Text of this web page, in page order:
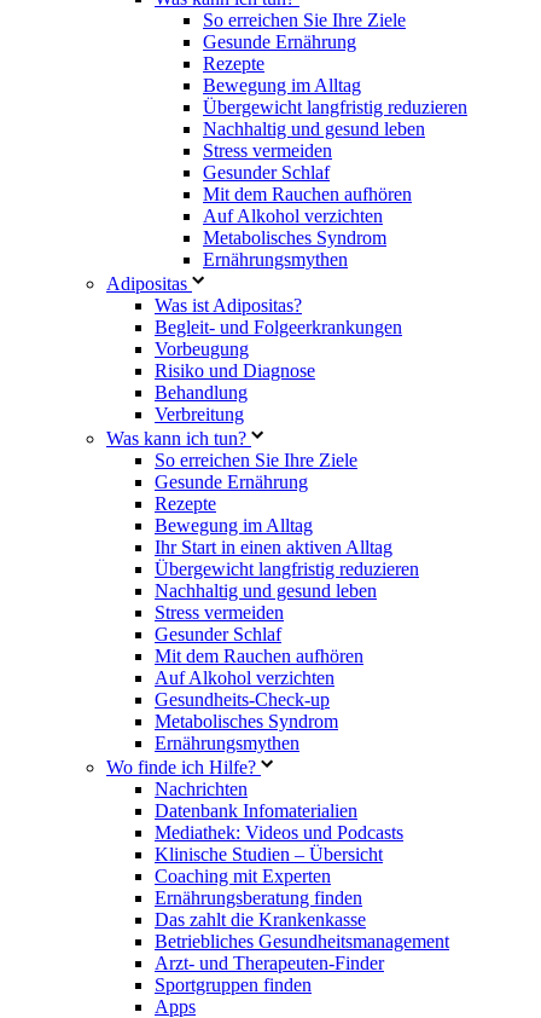
So erreichen Sie Ihre Ziele
Gesunde Ernährung
Rezepte
Bewegung im Alltag
Übergewicht langfristig reduzieren
Nachhaltig und gesund leben
Stress vermeiden
Gesunder Schlaf
Mit dem Rauchen aufhören
Auf Alkohol verzichten
Metabolisches Syndrom
Ernährungsmythen
Adipositas
Was ist Adipositas?
Begleit- und Folgeerkrankungen
Vorbeugung
Risiko und Diagnose
Behandlung
Verbreitung
Was kann ich tun?
So erreichen Sie Ihre Ziele
Gesunde Ernährung
Rezepte
Bewegung im Alltag
Ihr Start in einen aktiven Alltag
Übergewicht langfristig reduzieren
Nachhaltig und gesund leben
Stress vermeiden
Gesunder Schlaf
Mit dem Rauchen aufhören
Auf Alkohol verzichten
Gesundheits-Check-up
Metabolisches Syndrom
Ernährungsmythen
Wo finde ich Hilfe?
Nachrichten
Datenbank Infomaterialien
Mediathek: Videos und Podcasts
Klinische Studien – Übersicht
Coaching mit Experten
Ernährungsberatung finden
Das zahlt die Krankenkasse
Betriebliches Gesundheitsmanagement
Arzt- und Therapeuten-Finder
Sportgruppen finden
Apps